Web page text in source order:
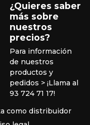
¿Quieres saber
más sobre
nuestros
precios?
Para información
de nuestros
productos y
pedidos > ¡Llama al
93 724 71 17!
como distribuidor